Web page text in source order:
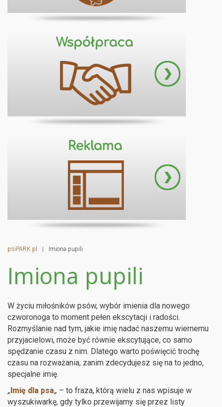
psiPARK.pl | Imiona pupili
Imiona pupili
W życiu miłośników psów, wybór imienia dla nowego
czworonoga to moment pełen ekscytacji i radości.
Rozmyślanie nad tym, jakie imię nadać naszemu wiernemu
przyjacielowi, może być równie ekscytujące, co samo
spędzanie czasu z nim. Dlatego warto poświęcić trochę
czasu na rozważania, zanim zdecydujesz się na to jedno,
specjalne imię.
„Imię dla psa„ – to fraza, którą wielu z nas wpisuje w
wyszukiwarkę, gdy tylko przewijamy się przez listy